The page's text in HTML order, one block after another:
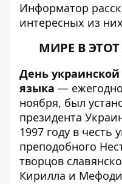
Информатор
интересных из
МИРЕ В
День
языка —
ноября, был
президента
1997 году в честь
преподобного
творцов
Кирилла и